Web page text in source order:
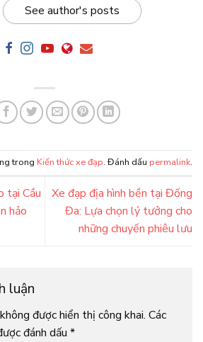
See author's posts
trong Kiến thức xe đạp. Đánh dấu permalink.
tại Cầu
hảo
Xe đạp địa hình bền tại Đống
Đa: Lựa chọn lý tưởng cho
những chuyến phiêu lưu
luận
được hiển thị công khai. Các
đánh dấu *